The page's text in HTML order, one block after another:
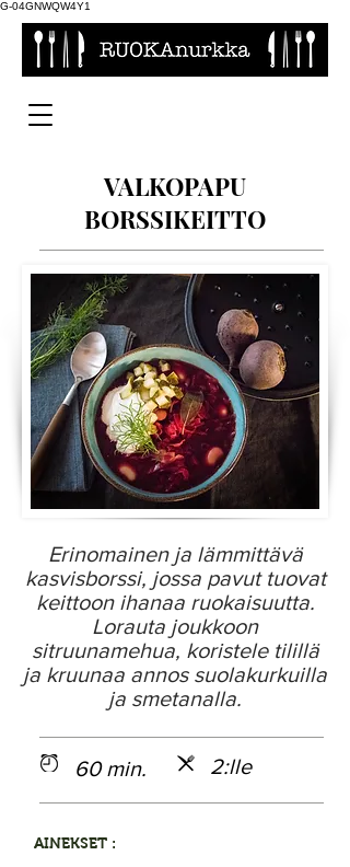
G-04GNWQW4Y1
60 min. 2:lle
AINEKSET :
Erinomainen ja lämmittävä
kasvisborssi, jossa pavut tuovat
keittoon ihanaa ruokaisuutta.
Lorauta joukkoon
sitruunamehua, koristele tilillä
ja kruunaa annos suolakurkuilla
ja smetanalla.
VALKOPAPU
BORSSIKEITTO